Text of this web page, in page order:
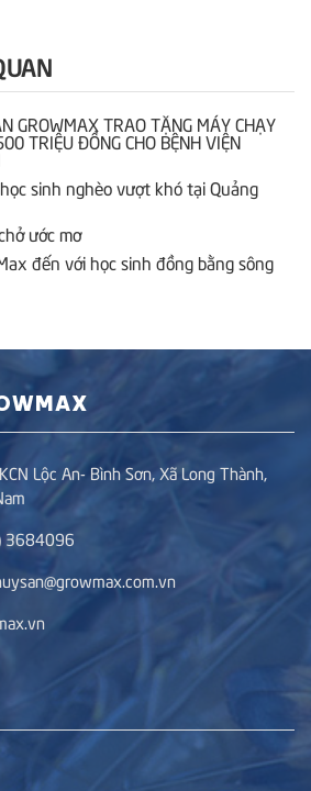
GROWMAX TRAO TẶNG MÁY CHẠY
TRIỆU ĐỒNG CHO BỆNH VIỆN
sinh nghèo vượt khó tại Quảng
ước mơ
đến với học sinh đồng bằng sông
Lộc An- Bình Sơn, Xã Long Thành,
3684096